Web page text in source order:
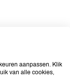
aanpassen. Klik
van alle cookies,